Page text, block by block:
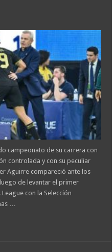
campeonato de su carrera con
controlada y con su peculiar
Aguirre compareció ante los
de levantar el primer
con la Selección
…